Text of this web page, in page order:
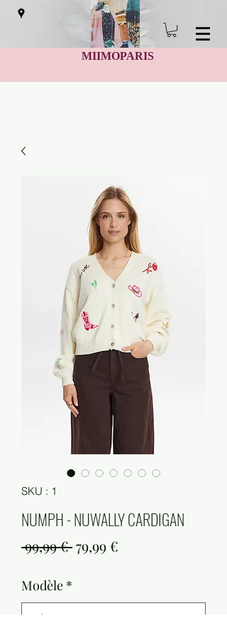
MIIMOPARIS
SKU : 1
NUMPH - NUWALLY CARDIGAN
99,99 € Prix
79,99 €
Modèle *